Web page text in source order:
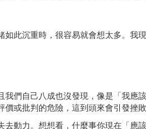
此沉重時，很容易就會想太多。
們自己八成也沒發現，像是「我
或批判的危險，這到頭來會引發挫
動力。想想看，什麼事你現在「